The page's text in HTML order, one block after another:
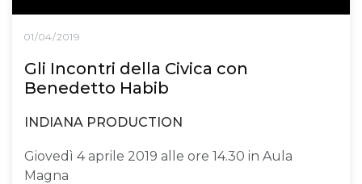
01/04/2019
Gli Incontri della Civica con
Benedetto Habib
INDIANA PRODUCTION
Giovedì 4 aprile 2019 alle ore 14.30 in Aula
Magna